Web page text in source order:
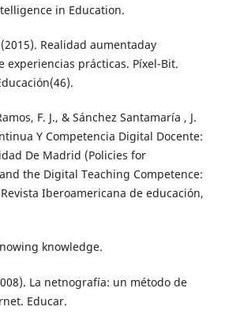
in Education.
Realidad aumentaday
experiencias prácticas. Píxel-Bit.
F. J., & Sánchez Santamaría , J.
Y Competencia Digital Docente:
De Madrid (Policies for
the Digital Teaching Competence:
Iberoamericana de educación,
knowledge.
La netnografía: un método de
Educar.